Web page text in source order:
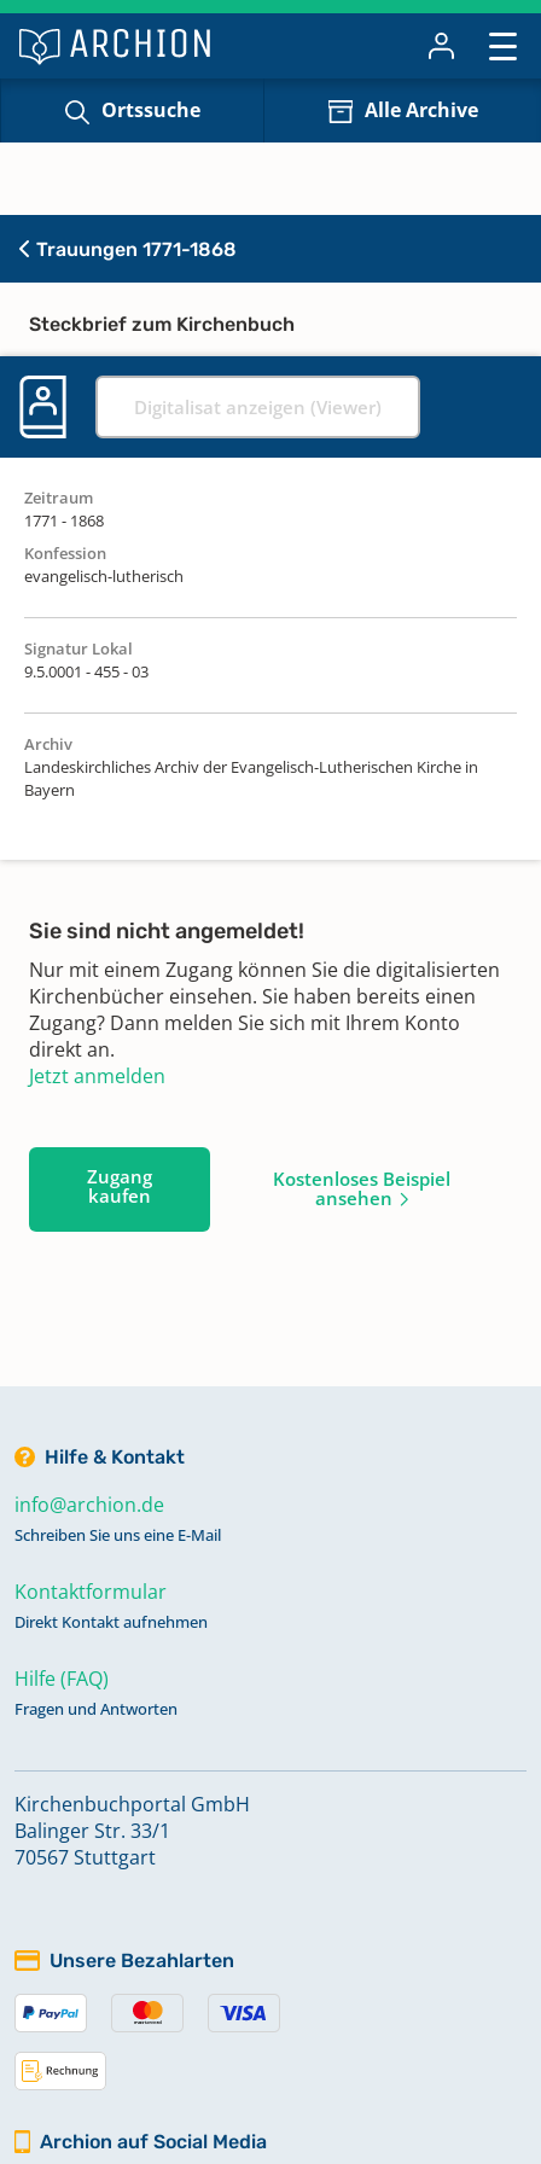
Ortssuche Alle Archive
Trauungen 1771-1868
Steckbrief zum Kirchenbuch
Digitalisat anzeigen (Viewer)
Zeitraum
1771 - 1868
Konfession
evangelisch-lutherisch
Signatur Lokal
9.5.0001 - 455 - 03
Archiv
Landeskirchliches Archiv der Evangelisch-Lutherischen Kirche in
Bayern
Sie sind nicht angemeldet!
Nur mit einem Zugang können Sie die digitalisierten
Kirchenbücher einsehen. Sie haben bereits einen
Zugang? Dann melden Sie sich mit Ihrem Konto
direkt an.
Jetzt anmelden
Zugang
kaufen
Kostenloses Beispiel
ansehen
Hilfe & Kontakt
info@archion.de
Schreiben Sie uns eine E-Mail
Kontaktformular
Direkt Kontakt aufnehmen
Hilfe (FAQ)
Fragen und Antworten
Kirchenbuchportal GmbH
Balinger Str. 33/1
70567 Stuttgart
Unsere Bezahlarten
Archion auf Social Media